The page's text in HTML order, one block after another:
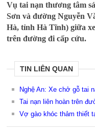
Vụ tai nạn thương tâm
Sơn và đường Nguyễn
Hà, tỉnh Hà Tĩnh) giữa
trên đường đi cấp cứu.
TIN LIÊN QUAN
Nghệ An: Xe chở gỗ tai
Tai nạn liên hoàn trên
Vợ gào khóc thảm thiết